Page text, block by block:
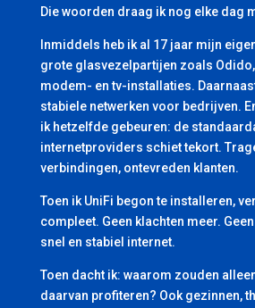
Die woorden draag ik nog elke dag
Inmiddels heb ik al 17 jaar mijn
grote glasvezelpartijen zoals
modem- en tv-installaties.
stabiele netwerken voor bedrijven.
ik hetzelfde gebeuren: de
internetproviders schiet tekort.
verbindingen, ontevreden klanten.
Toen ik UniFi begon te installeren,
compleet. Geen klachten meer.
snel en stabiel internet.
Toen dacht ik: waarom zouden
daarvan profiteren? Ook gezinnen,